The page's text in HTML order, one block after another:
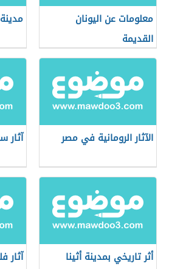
معلومات عن اليونان
القديمة
الآثار الرومانية في مصر آثار
أثر تاريخي بمدينة أثينا آثار